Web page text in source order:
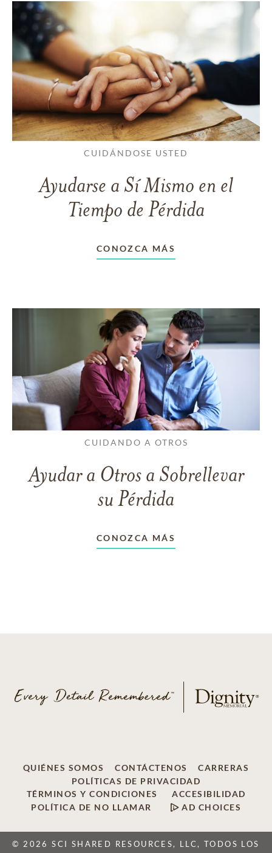
CUIDÁNDOSE USTED
Ayudarse a Sí Mismo en el
Tiempo de Pérdida
CONOZCA MÁS
CUIDANDO A OTROS
Ayudar a Otros a Sobrellevar
su Pérdida
CONOZCA MÁS
QUIÉNES SOMOS CONTÁCTENOS
CARRERAS
POLÍTICAS DE PRIVACIDAD
TÉRMINOS Y CONDICIONES
ACCESIBILIDAD
POLÍTICA DE NO LLAMAR
AD CHOICES
© 2026 SCI SHARED RESOURCES, LLC, TODOS LOS